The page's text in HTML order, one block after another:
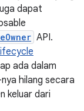
dapat
API.
ada dalam
hilang secara
keluar dari